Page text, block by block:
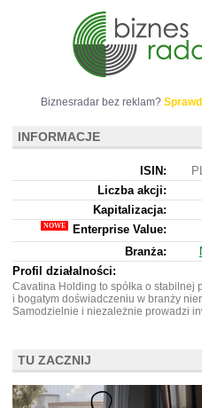
Biznesradar bez reklam?
INFORMACJE
ISIN:
Liczba akcji:
Kapitalizacja:
Enterprise Value:
Branża:
Profil działalności:
Cavatina Holding to spółka o stabilnej
i bogatym doświadczeniu w branży
Samodzielnie i niezależnie prowadzi
TU ZACZNIJ